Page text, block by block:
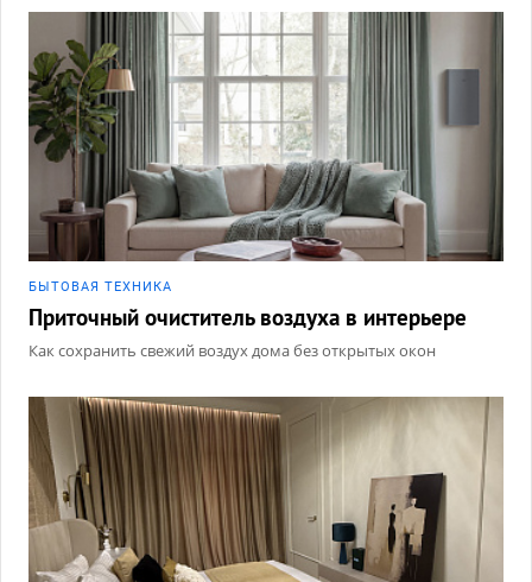
БЫТОВАЯ ТЕХНИКА
Приточный очиститель воздуха в интерьере
Как сохранить свежий воздух дома без открытых окон